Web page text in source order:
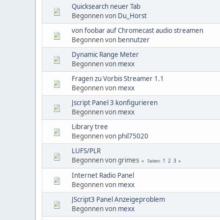
Quicksearch neuer Tab
Begonnen von Du_Horst
von foobar auf Chromecast audio streamen
Begonnen von bennutzer
Dynamic Range Meter
Begonnen von mexx
Fragen zu Vorbis Streamer 1.1
Begonnen von mexx
Jscript Panel 3 konfigurieren
Begonnen von mexx
Library tree
Begonnen von phil75020
LUFS/PLR
Begonnen von grimes
Seiten 1 2 3
Internet Radio Panel
Begonnen von mexx
JScript3 Panel Anzeigeproblem
Begonnen von mexx